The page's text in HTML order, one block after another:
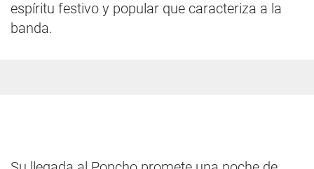
espíritu festivo y popular que caracteriza a la
banda.